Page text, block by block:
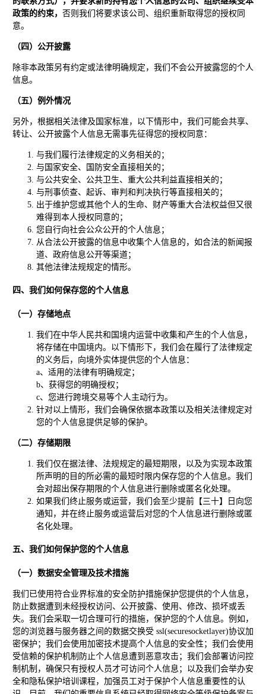
政策的约束， 否则我们将要求该公司、组织重新取得您的授权同
意。
（四）公开披露
除非本政策另有约定或法律明确规定，我们不会公开披露您的个人
信息。
（五）例外情况
另外，根据相关法律及国家标准，以下情形中，我们可能会共享、
转让、公开披露个人信息无需事先征得您的授权同意：
与我们履行法律规定的义务相关的；
与国家安全、国防安全直接相关的；
与公共安全、公共卫生、重大公共利益直接相关的；
与刑事侦查、起诉、审判和判决执行等直接相关的；
出于维护您或其他个人的生命、财产等重大合法权益但又很
难得到本人授权同意的；
您自行向社会公众公开的个人信息；
从合法公开披露的信息中收集个人信息的，如合法的新闻报
道、政府信息公开等渠道；
其他法律法规规定的情形。
四、我们如何保存您的个人信息
（一）存储地点
我们在中华人民共和国境内运营中收集和产生的个人信息，
将存储在中国境内。以下情形下，我们会在履行了法律规定
的义务后，向境外实体提供您的个人信息：
a、适用的法律有明确规定；
b、获得您的明确授权；
c、您进行跨境交易等个人主动行为。
针对以上情形，我们会确保依据本政策以及相关法律规定对
您的个人信息提供足够的保护。
（二）存储期限
我们仅在据法律、法规规定的最短期限，以及为实现本政策
所声明的目的所必需的最短时限内保存您的个人信息。我们
会对超出保存期限的个人信息进行删除或匿名化处理。
如果我们终止服务或运营，我们会至少提前【三十】日向您
通知，并在终止服务或运营后对您的个人信息进行删除或匿
名化处理。
五、我们如何保护您的个人信息
（一）数据安全管理及技术措施
我们已使用符合业界标准的安全防护措施保护您提供的个人信息，
防止数据遭到未经授权访问、公开披露、使用、修改、损坏或丢
失。我们会采取一切合理可行的措施，保护您的个人信息。例如，
您的浏览器与服务器之间的数据交换受 ssl(securesocketlayer)协议加
密保护；我们会使用加密技术提高个人信息的安全性；我们会使用
受信赖的保护机制防止个人信息遭到恶意攻击；我们会部署访问控
制机制，确保只有授权人员才可访问个人信息；以及我们会举办安
全和隐私保护培训课程，加强员工对于保护个人信息重要性的认